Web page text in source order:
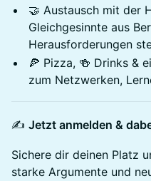
🤝 Austausch mit der
Gleichgesinnte aus
Herausforderungen
🍕 Pizza, 🍻 Drinks &
zum Netzwerken,
✍️ Jetzt anmelden &
Sichere dir deinen Platz
starke Argumente und